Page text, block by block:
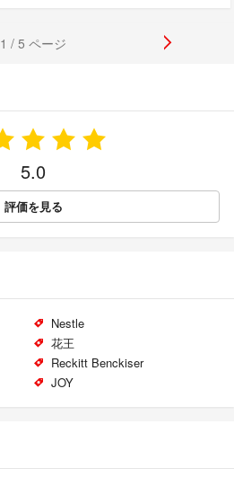
1 / 5 ページ
5.0
評価を見る
Nestle
花王
Reckitt Benckiser
JOY